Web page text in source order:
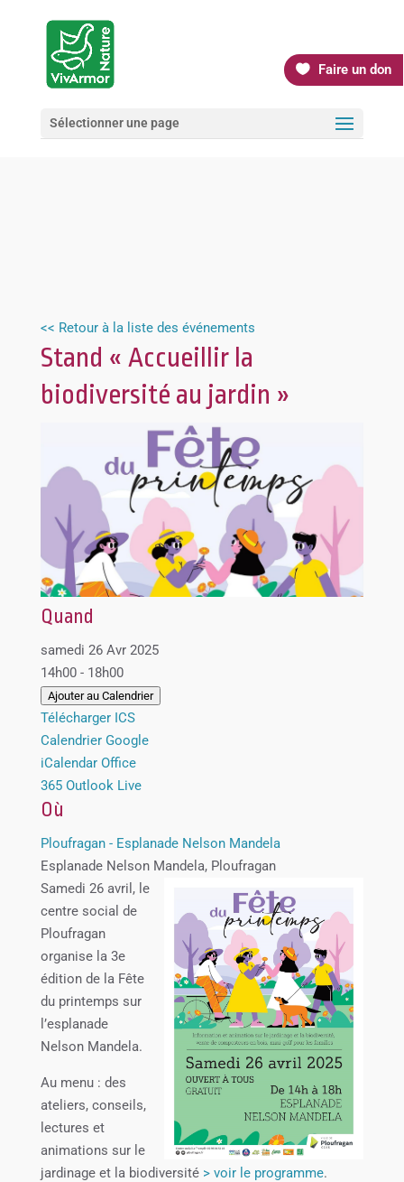
Faire un don
Sélectionner une page
<< Retour à la liste des événements
Stand « Accueillir la
biodiversité au jardin »
Quand
samedi 26 Avr 2025
14h00 - 18h00
Ajouter au Calendrier
Télécharger ICS
Calendrier Google
iCalendar Office
365 Outlook Live
Où
Ploufragan - Esplanade Nelson Mandela
Esplanade Nelson Mandela, Ploufragan
Samedi 26 avril, le
centre social de
Ploufragan
organise la 3e
édition de la Fête
du printemps sur
l’esplanade
Nelson Mandela.
Au menu : des
ateliers, conseils,
lectures et
animations sur le
jardinage et la biodiversité > voir le programme.